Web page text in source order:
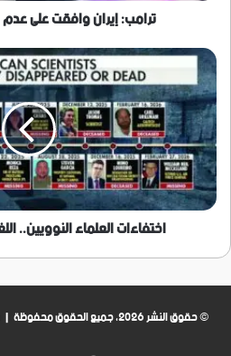
ترامب: إيران وافقت على
اختفاءات
العلماء
النوويين..
اللغز
المُعتم
في
أمريكا
اختفاءات العلماء النوويين..
© حقوق النشر 2026، جميع الحقوق محفوظة | موقع كريتر نيوز |